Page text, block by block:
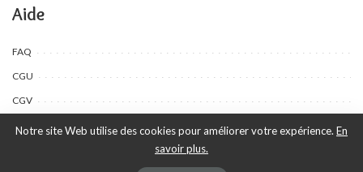
Aide
FAQ
CGU
CGV
©Toombow Kids, 2022 - 2024 - Tous droits réservés | Créé par Ewing
Notre site Web utilise des cookies pour améliorer votre expérience. En
savoir plus.